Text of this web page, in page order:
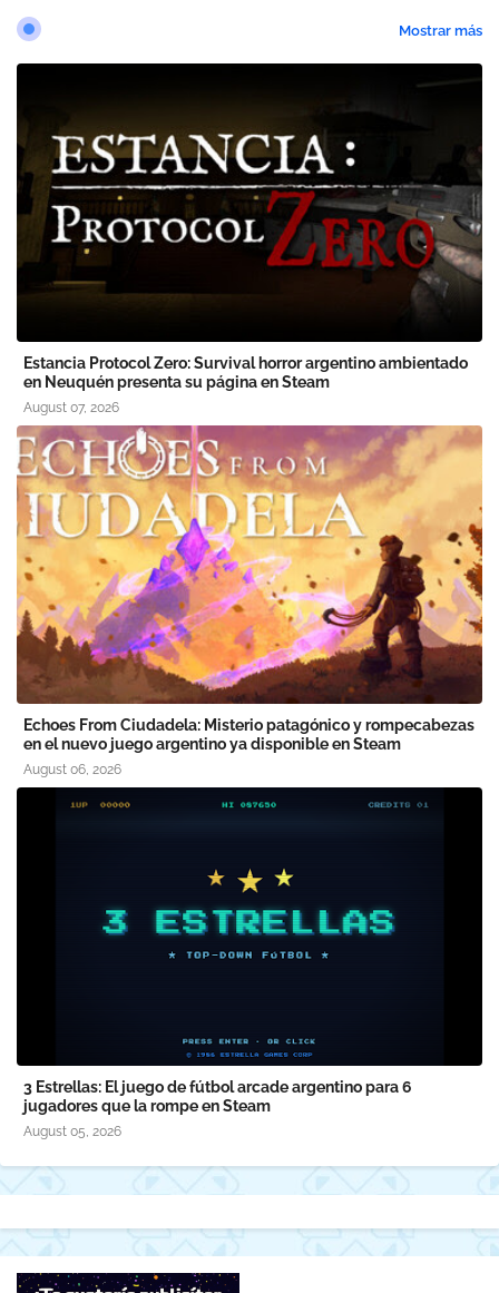
Mostrar más
Estancia Protocol Zero: Survival horror argentino ambientado
en Neuquén presenta su página en Steam
August 07, 2026
Echoes From Ciudadela: Misterio patagónico y rompecabezas
en el nuevo juego argentino ya disponible en Steam
August 06, 2026
3 Estrellas: El juego de fútbol arcade argentino para 6
jugadores que la rompe en Steam
August 05, 2026